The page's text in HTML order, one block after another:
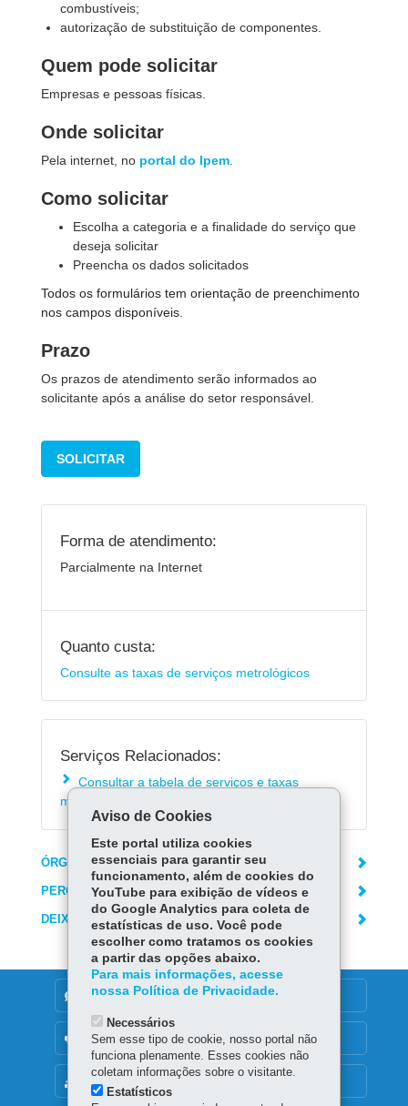
combustíveis;
autorização de substituição de componentes.
Quem pode solicitar
Empresas e pessoas físicas.
Onde solicitar
Pela internet, no portal do Ipem
Como solicitar
Escolha a categoria e a finalidade do serviço que
deseja solicitar
Preencha os dados solicitados
Todos os formulários tem orientação de preenchimento
nos campos disponíveis.
Prazo
Os prazos de atendimento serão informados ao
solicitante após a análise do setor responsável.
SOLICITAR
Forma de atendimento:
Parcialmente na Internet
Quanto custa:
Consulte as taxas de serviços metrológicos
Serviços Relacionados:
Consultar a tabela de serviços e taxas
metrológicas do Ipem-PR
ÓRGÃO RESPONSÁVEL
PERGUNTAS FREQUENTES
DEIXE SUA OPINIÃO
DENUNCIE CORRUPÇÃO
OUVIDORIA
Aviso de Cookies
Este portal utiliza cookies
essenciais para garantir seu
funcionamento, além de cookies do
YouTube para exibição de vídeos e
do Google Analytics para coleta de
estatísticas de uso. Você pode
escolher como tratamos os cookies
a partir das opções abaixo.
Para mais informações, acesse
nossa Política de Privacidade.
Necessários
Sem esse tipo de cookie, nosso portal não
funciona plenamente. Esses cookies não
coletam informações sobre o visitante.
Estatísticos